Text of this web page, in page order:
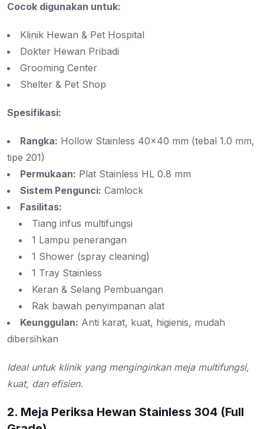
Cocok digunakan untuk:
Klinik Hewan & Pet Hospital
Dokter Hewan Pribadi
Grooming Center
Shelter & Pet Shop
Spesifikasi:
Rangka: Hollow Stainless 40×40 mm (tebal 1.0 mm,
tipe 201)
Permukaan: Plat Stainless HL 0.8 mm
Sistem Pengunci: Camlock
Fasilitas:
Tiang infus multifungsi
1 Lampu penerangan
1 Shower (spray cleaning)
1 Tray Stainless
Keran & Selang Pembuangan
Rak bawah penyimpanan alat
Keunggulan: Anti karat, kuat, higienis, mudah
dibersihkan
Ideal untuk klinik yang menginginkan meja multifungsi,
kuat, dan efisien.
2. Meja Periksa Hewan Stainless 304 (Full